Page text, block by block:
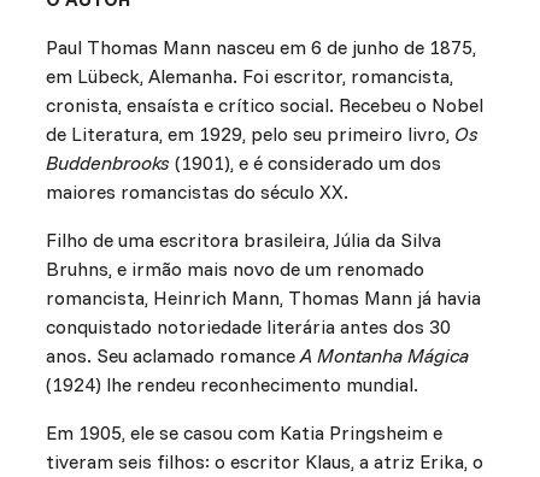
Paul Thomas Mann nasceu em 6 de junho de 1875,
em Lübeck, Alemanha. Foi escritor, romancista,
cronista, ensaísta e crítico social. Recebeu o Nobel
de Literatura, em 1929, pelo seu primeiro livro, Os
Buddenbrooks(1901), e é considerado um dos
maiores romancistas do século XX.
Filho de uma escritora brasileira, Júlia da Silva
Bruhns, e irmão mais novo de um renomado
romancista, Heinrich Mann, Thomas Mann já havia
conquistado notoriedade literária antes dos 30
anos. Seu aclamado romanceA Montanha Mágica
(1924) lhe rendeu reconhecimento mundial.
Em 1905, ele se casou com Katia Pringsheim e
tiveram seis filhos: o escritor Klaus, a atriz Erika, o